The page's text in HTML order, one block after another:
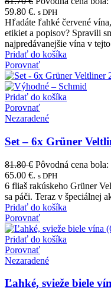
59.80 €. s DPH
Hľadáte ľahké červené
etikiet a popisov? Spravili
najpredávanejšie vína v
Pridať do košíka
Porovnať
Pridať do košíka
Porovnať
Nezaradené
Set – 6x Grüner
81.80€ Pôvodná cena
65.00 €. s DPH
6 fliaš rakúskeho Grüner
sa páči. Teraz v špeciálnej
Pridať do košíka
Porovnať
Pridať do košíka
Porovnať
Nezaradené
Ľahké, svieže biele